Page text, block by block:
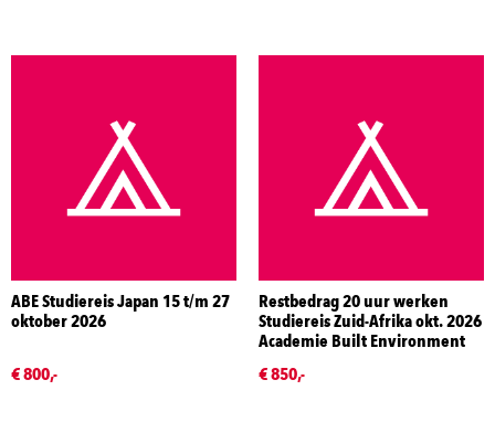
ABE Studiereis Japan 15 t/m 27
oktober 2026
€ 800,-
Restbedrag 20 uur werken
Studiereis Zuid-Afrika okt. 2026
Academie Built Environment
€ 850,-